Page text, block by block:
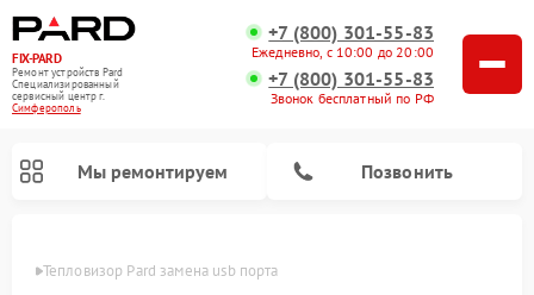
FIX-PARD
Ремонт устройств Pard
Специализированный
cервисный центр г.
Симферополь
+7 (800) 301-55-83
Ежедневно, с 10:00 до 20:00
+7 (800) 301-55-83
Звонок бесплатный по РФ
Мы ремонтируем Позвонить
Тепловизор Pard замена usb порта